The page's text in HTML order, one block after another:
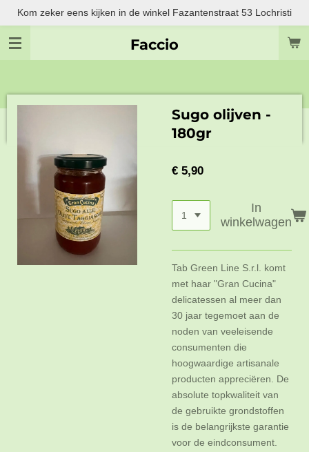
Ga
naar
Faccio
Kom zeker eens kijken in de winkel Fazantenstraat 53 Lochristi
Sugo olijven -
180gr
€ 5,90
In
winkelwagen
Tab Green Line S.r.l. komt
met haar "Gran Cucina"
delicatessen al meer dan
30 jaar tegemoet aan de
noden van veeleisende
consumenten die
hoogwaardige artisanale
producten appreciëren. De
absolute topkwaliteit van
de gebruikte grondstoffen
is de belangrijkste garantie
voor de eindconsument.